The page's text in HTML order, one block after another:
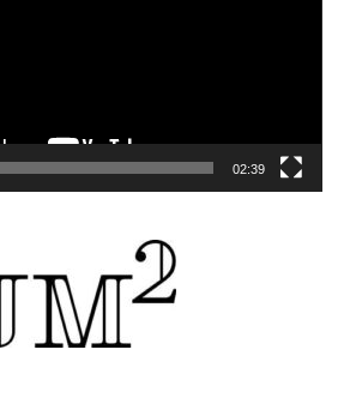
02:39